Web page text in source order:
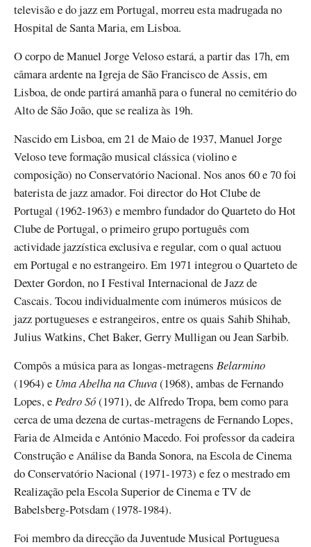
televisão e do jazz em Portugal, morreu esta madrugada no
Hospital de Santa Maria, em Lisboa.
O corpo de Manuel Jorge Veloso estará, a partir das 17h, em
câmara ardente na Igreja de São Francisco de Assis, em
Lisboa, de onde partirá amanhã para o funeral no cemitério do
Alto de São João, que se realiza às 19h.
Nascido em Lisboa, em 21 de Maio de 1937, Manuel Jorge
Veloso teve formação musical clássica (violino e
composição) no Conservatório Nacional. Nos anos 60 e 70 foi
baterista de jazz amador. Foi director do Hot Clube de
Portugal (1962-1963) e membro fundador do Quarteto do Hot
Clube de Portugal, o primeiro grupo português com
actividade jazzística exclusiva e regular, com o qual actuou
em Portugal e no estrangeiro. Em 1971 integrou o Quarteto de
Dexter Gordon, no I Festival Internacional de Jazz de
Cascais. Tocou individualmente com inúmeros músicos de
jazz portugueses e estrangeiros, entre os quais Sahib Shihab,
Julius Watkins, Chet Baker, Gerry Mulligan ou Jean Sarbib.
Compôs a música para as longas-metragens Belarmino
(1964) e Uma Abelha na Chuva(1968), ambas de Fernando
Lopes, ePedro Só(1971), de Alfredo Tropa, bem como para
cerca de uma dezena de curtas-metragens de Fernando Lopes,
Faria de Almeida e António Macedo. Foi professor da cadeira
Construção e Análise da Banda Sonora, na Escola de Cinema
do Conservatório Nacional (1971-1973) e fez o mestrado em
Realização pela Escola Superior de Cinema e TV de
Babelsberg-Potsdam (1978-1984).
Foi membro da direcção da Juventude Musical Portuguesa